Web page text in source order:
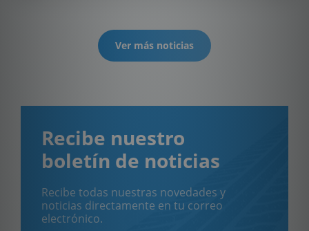
Ver más noticias
Recibe nuestro
boletín de noticias
Recibe todas nuestras novedades y
noticias directamente en tu correo
electrónico.